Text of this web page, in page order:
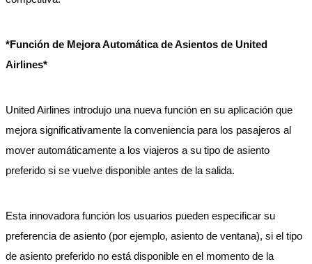
*Función de Mejora Automática de Asientos de United
Airlines*
United Airlines introdujo una nueva función en su aplicación que
mejora significativamente la conveniencia para los pasajeros al
mover automáticamente a los viajeros a su tipo de asiento
preferido si se vuelve disponible antes de la salida.
Esta innovadora función los usuarios pueden especificar su
preferencia de asiento (por ejemplo, asiento de ventana), si el tipo
de asiento preferido no está disponible en el momento de la